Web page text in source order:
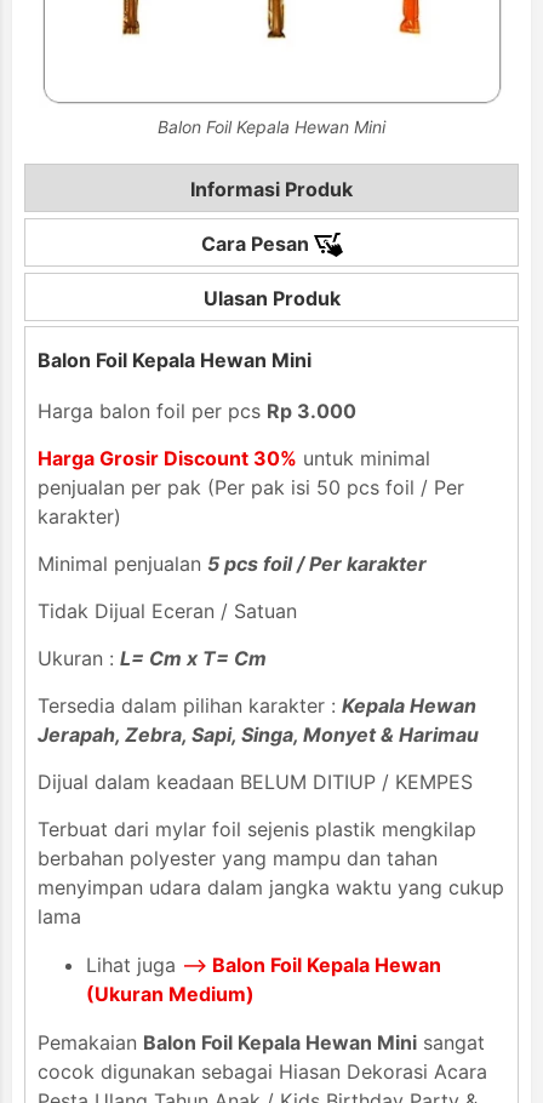
Balon Foil Kepala Hewan Mini
Informasi Produk
Balon Foil Kepala Hewan Mini
Harga balon foil per pcs Rp 3.000
Harga Grosir Discount 30% untuk minimal
penjualan per pak (Per pak isi 50 pcs foil / Per
karakter)
Minimal penjualan 5 pcs foil / Per karakter
Tidak Dijual Eceran / Satuan
Ukuran : L= Cm x T= Cm
Tersedia dalam pilihan karakter : Kepala Hewan
Jerapah, Zebra, Sapi, Singa, Monyet & Harimau
Dijual dalam keadaan BELUM DITIUP / KEMPES
Terbuat dari mylar foil sejenis plastik mengkilap
berbahan polyester yang mampu dan tahan
menyimpan udara dalam jangka waktu yang cukup
lama
Lihat juga --> Balon Foil Kepala Hewan
(Ukuran Medium)
Pemakaian Balon Foil Kepala Hewan Mini sangat
cocok digunakan sebagai Hiasan Dekorasi Acara
Cara Pesan
Ulasan Produk